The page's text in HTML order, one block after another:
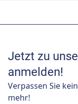
Jetzt zu
anmelden!
Verpassen Sie
mehr!